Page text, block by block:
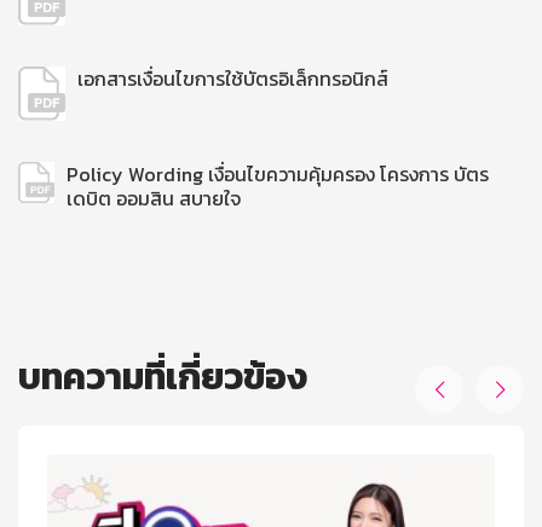
เอกสารเงื่อนไขการใช้บัตรอิเล็กทรอนิกส์
Policy Wording เงื่อนไขความคุ้มครอง โครงการ บัตร
เดบิต ออมสิน สบายใจ
บทความที่เกี่ยวข้อง  